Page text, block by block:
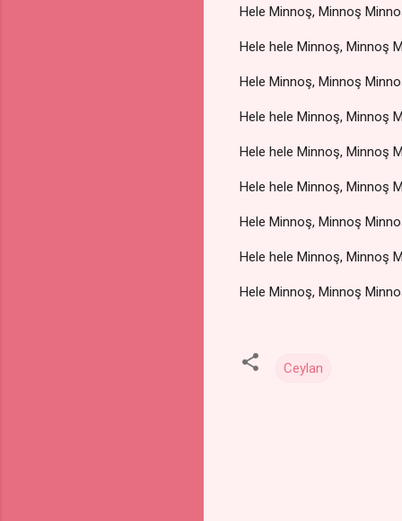
Hele Minnoş, Minnoş
Hele hele Minnoş, Minnoş
Hele Minnoş, Minnoş
Hele hele Minnoş, Minnoş
Hele hele Minnoş, Minnoş
Hele hele Minnoş, Minnoş
Hele Minnoş, Minnoş
Hele hele Minnoş, Minnoş
Hele Minnoş, Minnoş
Ceylan